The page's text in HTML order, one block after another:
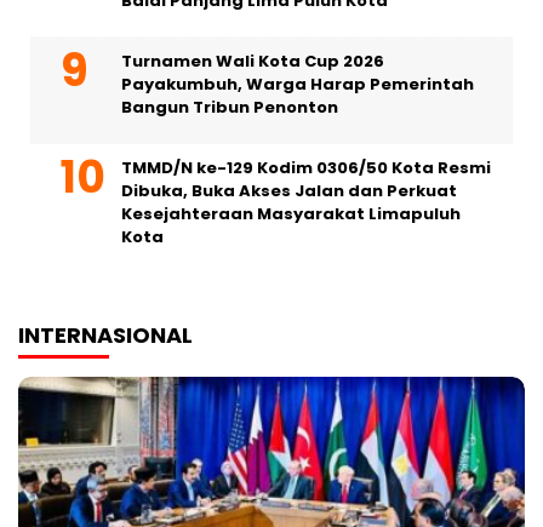
Turnamen Wali Kota Cup 2026
Payakumbuh, Warga Harap Pemerintah
Bangun Tribun Penonton
TMMD/N ke-129 Kodim 0306/50 Kota Resmi
Dibuka, Buka Akses Jalan dan Perkuat
Kesejahteraan Masyarakat Limapuluh
Kota
INTERNASIONAL